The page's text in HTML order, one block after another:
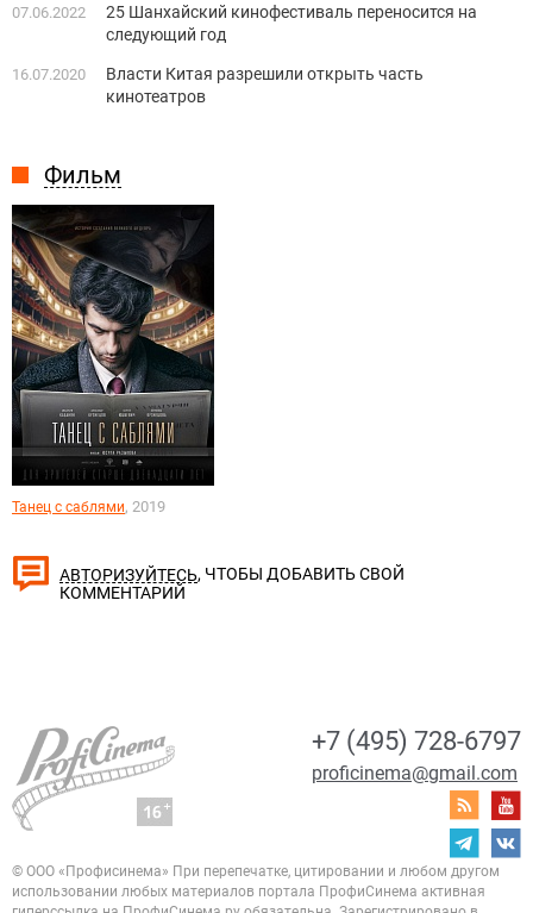
Фильм
Танец с саблями, 2019
07.06.2022
25 Шанхайский кинофестиваль переносится на
следующий год
16.07.2020
Власти Китая разрешили открыть часть
кинотеатров
АВТОРИЗУЙТЕСЬ, ЧТОБЫ ДОБАВИТЬ СВОЙ
КОММЕНТАРИЙ
+7 (495) 728-6797
proficinema@gmail.com
© ООО «Профисинема» При перепечатке, цитировании и любом другом
использовании любых материалов портала ПрофиСинема активная